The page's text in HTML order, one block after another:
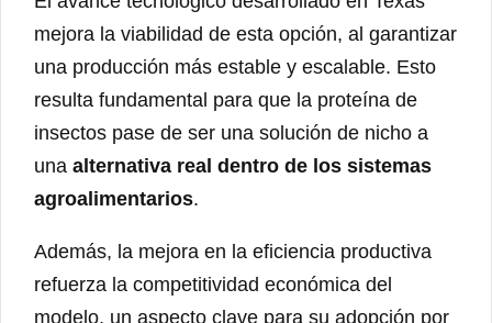
mejora la viabilidad de esta opción, al garantizar
una producción más estable y escalable. Esto
resulta fundamental para que la proteína de
insectos pase de ser una solución de nicho a
una alternativa real dentro de los sistemas
agroalimentarios.
Además, la mejora en la eficiencia productiva
refuerza la competitividad económica del
modelo, un aspecto clave para su adopción por